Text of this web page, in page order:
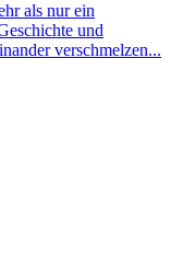
als nur ein
und
verschmelzen...